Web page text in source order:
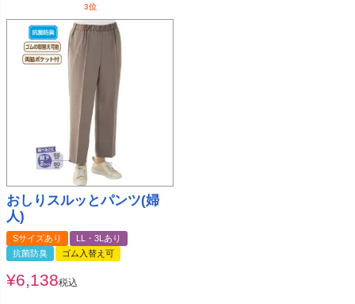
おしりスルッとパンツ(婦
人)
Sサイズあり
LL・3Lあり
抗菌防臭
ゴム入替え可
¥6,138税込